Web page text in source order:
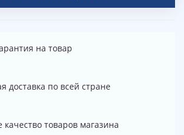
на товар
доставка по всей стране
качество товаров магазина